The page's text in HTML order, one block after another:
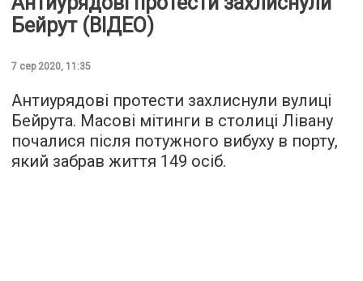
Бейрут (ВІДЕО)
7 сер 2020, 11:35
Антиурядові протести захлиснули вулиці
Бейрута. Масові мітинги в столиці Лівану
почалися після потужного вибуху в порту,
який забрав життя 149 осіб.